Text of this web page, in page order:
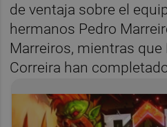
de ventaja sobre el
hermanos Pedro
Marreiros, mientras que
Correira han